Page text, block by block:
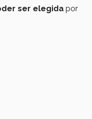
ser elegida por